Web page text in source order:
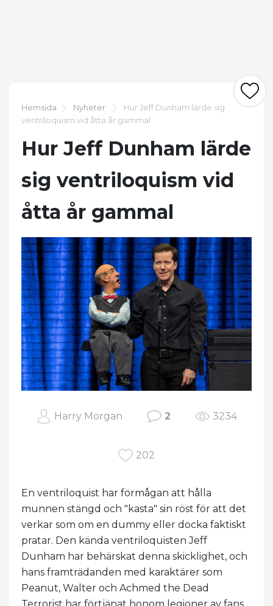
Hemsida Nyheter
Hur Jeff Dunham lärde sig
ventriloquism vid åtta år gammal
Hur Jeff Dunham lärde
sig ventriloquism vid
åtta år gammal
Harry Morgan 2 3234
202
En ventriloquist har förmågan att hålla
munnen stängd och "kasta" sin röst för att det
verkar som om en dummy eller docka faktiskt
pratar. Den kända ventriloquisten Jeff
Dunham har behärskat denna skicklighet, och
hans framträdanden med karaktärer som
Peanut, Walter och Achmed the Dead